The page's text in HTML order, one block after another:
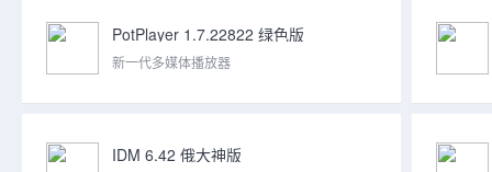
PotPlayer 1.7.22822 绿色版
新一代多媒体播放器
IDM 6.42 俄大神版